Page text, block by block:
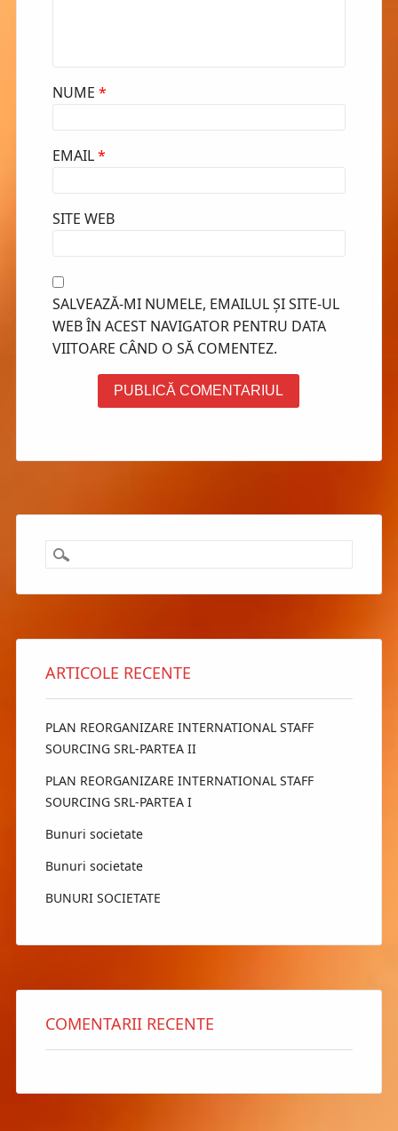
NUME *
EMAIL*
SITE WEB
SALVEAZĂ-MI NUMELE, EMAILUL ȘI SITE-UL
WEB ÎN ACEST NAVIGATOR PENTRU DATA
VIITOARE CÂND O SĂ COMENTEZ.
ARTICOLE RECENTE
PLAN REORGANIZARE INTERNATIONAL STAFF
SOURCING SRL-PARTEA II
PLAN REORGANIZARE INTERNATIONAL STAFF
SOURCING SRL-PARTEA I
Bunuri societate
Bunuri societate
BUNURI SOCIETATE
COMENTARII RECENTE